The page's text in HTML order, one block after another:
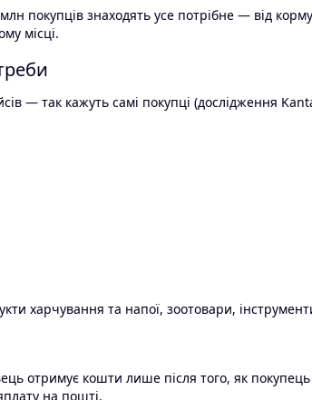
покупців знаходять усе потрібне — від
місці.
— так кажуть самі покупці (дослідження
харчування та напої, зоотовари,
отримує кошти лише після того, як
на пошті.